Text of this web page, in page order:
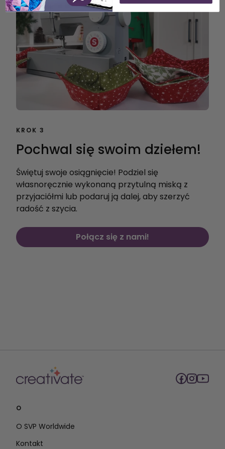
KROK 3
Pochwal się swoim dziełem!
Świętuj swoje osiągnięcie! Podziel się
własnoręcznie wykonaną przytulną miską z
przyjaciółmi lub podaruj ją dalej, aby szerzyć
radość z szycia.
Połącz się z nami!
O
O SVP Worldwide
Kontakt